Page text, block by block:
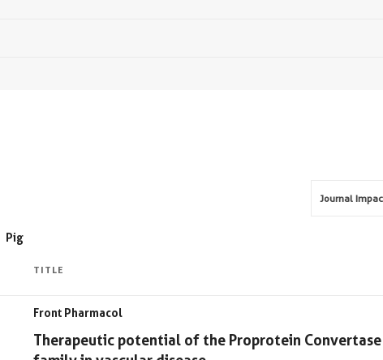
Pig
TITLE
Front Pharmacol
Therapeutic potential of the Proprotein